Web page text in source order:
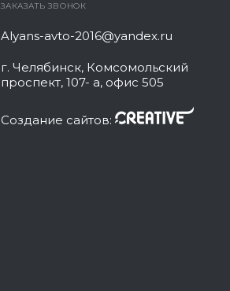
ЗАКАЗАТЬ ЗВОНОК
Alyans-avto-2016@yandex.ru
г. Челябинск, Комсомольский
проспект, 107- а, офис 505
Cоздание сайтов: